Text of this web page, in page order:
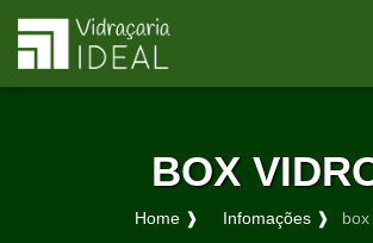
BOX
Home ❱ Infomações ❱